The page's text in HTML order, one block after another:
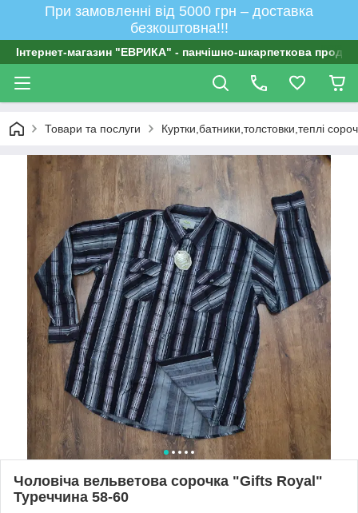
При замовленні від 5000 грн – доставка
безкоштовна!!!
Інтернет-магазин "ЕВРИКА" - панчішно-шкарпеткова
Товари та послуги Куртки,батники,толстовки,теплі
Чоловіча вельветова сорочка "Gifts Royal"
Туреччина 58-60